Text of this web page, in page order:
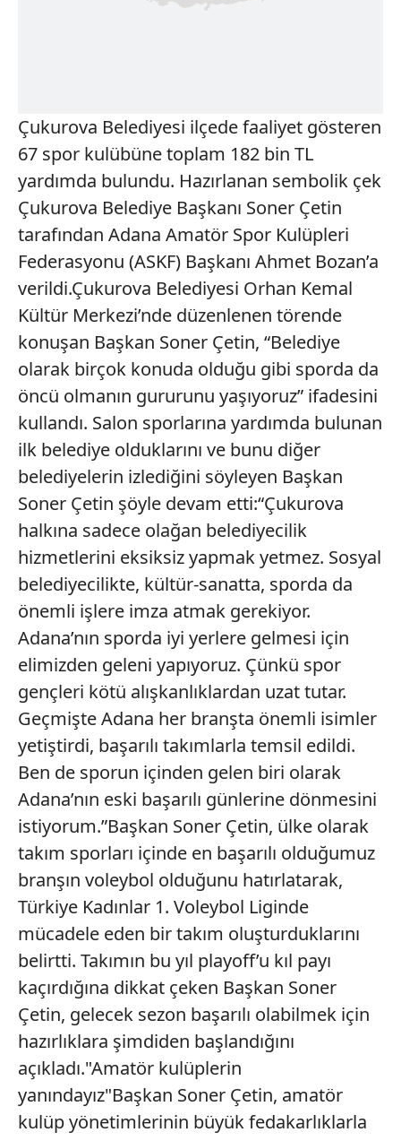
Çukurova Belediyesi ilçede faaliyet gösteren
67 spor kulübüne toplam 182 bin TL
yardımda bulundu. Hazırlanan sembolik çek
Çukurova Belediye Başkanı Soner Çetin
tarafından Adana Amatör Spor Kulüpleri
Federasyonu (ASKF) Başkanı Ahmet Bozan’a
verildi.Çukurova Belediyesi Orhan Kemal
Kültür Merkezi’nde düzenlenen törende
konuşan Başkan Soner Çetin, “Belediye
olarak birçok konuda olduğu gibi sporda da
öncü olmanın gururunu yaşıyoruz” ifadesini
kullandı. Salon sporlarına yardımda bulunan
ilk belediye olduklarını ve bunu diğer
belediyelerin izlediğini söyleyen Başkan
Soner Çetin şöyle devam etti:“Çukurova
halkına sadece olağan belediyecilik
hizmetlerini eksiksiz yapmak yetmez. Sosyal
belediyecilikte, kültür-sanatta, sporda da
önemli işlere imza atmak gerekiyor.
Adana’nın sporda iyi yerlere gelmesi için
elimizden geleni yapıyoruz. Çünkü spor
gençleri kötü alışkanlıklardan uzat tutar.
Geçmişte Adana her branşta önemli isimler
yetiştirdi, başarılı takımlarla temsil edildi.
Ben de sporun içinden gelen biri olarak
Adana’nın eski başarılı günlerine dönmesini
istiyorum.”Başkan Soner Çetin, ülke olarak
takım sporları içinde en başarılı olduğumuz
branşın voleybol olduğunu hatırlatarak,
Türkiye Kadınlar 1. Voleybol Liginde
mücadele eden bir takım oluşturduklarını
belirtti. Takımın bu yıl playoff’u kıl payı
kaçırdığına dikkat çeken Başkan Soner
Çetin, gelecek sezon başarılı olabilmek için
hazırlıklara şimdiden başlandığını
açıkladı."Amatör kulüplerin
yanındayız"Başkan Soner Çetin, amatör
kulüp yönetimlerinin büyük fedakarlıklarla